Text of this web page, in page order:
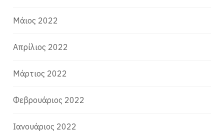
Μάιος 2022
Απρίλιος 2022
Μάρτιος 2022
Φεβρουάριος 2022
Ιανουάριος 2022